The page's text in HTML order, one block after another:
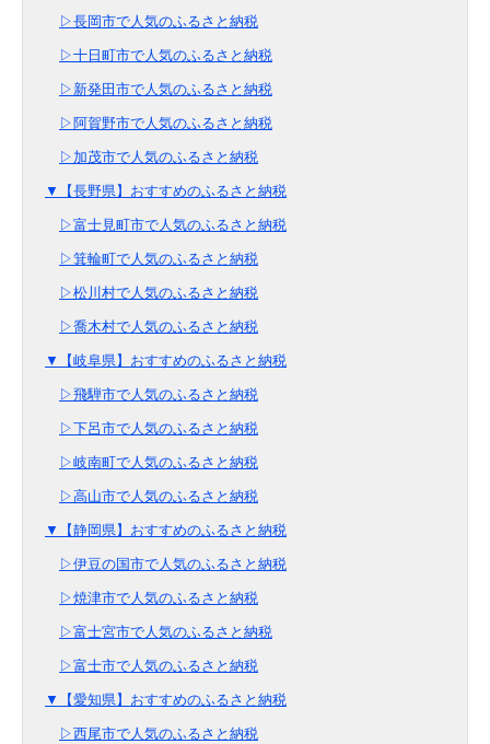
▷長岡市で人気のふるさと納税
▷十日町市で人気のふるさと納税
▷新発田市で人気のふるさと納税
▷阿賀野市で人気のふるさと納税
▷加茂市で人気のふるさと納税
▼【長野県】おすすめのふるさと納税
▷富士見町市で人気のふるさと納税
▷箕輪町で人気のふるさと納税
▷松川村で人気のふるさと納税
▷喬木村で人気のふるさと納税
▼【岐阜県】おすすめのふるさと納税
▷飛騨市で人気のふるさと納税
▷下呂市で人気のふるさと納税
▷岐南町で人気のふるさと納税
▷高山市で人気のふるさと納税
▼【静岡県】おすすめのふるさと納税
▷伊豆の国市で人気のふるさと納税
▷焼津市で人気のふるさと納税
▷富士宮市で人気のふるさと納税
▷富士市で人気のふるさと納税
▼【愛知県】おすすめのふるさと納税
▷西尾市で人気のふるさと納税